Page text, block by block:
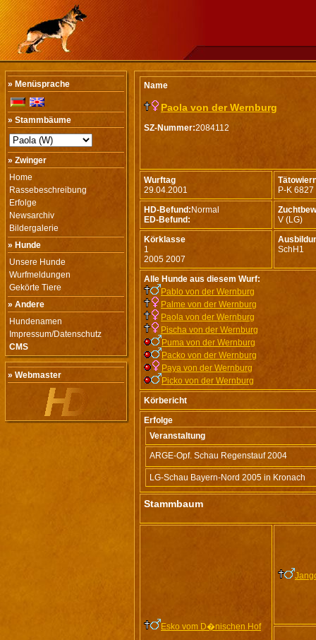
» Menüsprache
» Stammbäume
» Zwinger
Home
Rassebeschreibung
Erfolge
Newsarchiv
Bildergalerie
» Hunde
Unsere Hunde
Wurfmeldungen
Gekörte Tiere
» Andere
Hundenamen
Impressum/Datenschutz
CMS
» Webmaster
Name
Paola von der Wernburg
SZ-Nummer:2084112
Wurftag
29.04.2001
P-K 6827
HD-Befund: Normal
ED-Befund:
V (LG)
Körklasse
1
2005 2007
SchH1
Alle Hunde aus diesem Wurf:
Pablo von der Wernburg
Palme von der Wernburg
Paola von der Wernburg
Pischa von der Wernburg
Puma von der Wernburg
Packo von der Wernburg
Paya von der Wernburg
Picko von der Wernburg
Körbericht
Erfolge
Veranstaltung
ARGE-Opf. Schau Regenstauf 2004
LG-Schau Bayern-Nord 2005 in Kronach
Stammbaum
Esko vom D�nischen Hof